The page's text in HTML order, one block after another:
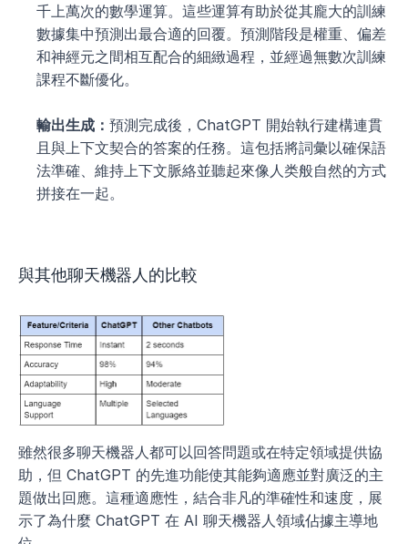
千上萬次的數學運算。這些運算有助於從其龐大的訓練
數據集中預測出最合適的回覆。預測階段是權重、偏差
和神經元之間相互配合的細緻過程，並經過無數次訓練
課程不斷優化。
輸出生成： 預測完成後，ChatGPT 開始執行建構連貫
且與上下文契合的答案的任務。這包括將詞彙以確保語
法準確、維持上下文脈絡並聽起來像人类般自然的方式
拼接在一起。
與其他聊天機器人的比較
雖然很多聊天機器人都可以回答問題或在特定領域提供協
助，但 ChatGPT 的先進功能使其能夠適應並對廣泛的主
題做出回應。這種適應性，結合非凡的準確性和速度，展
示了為什麼 ChatGPT 在 AI 聊天機器人領域佔據主導地